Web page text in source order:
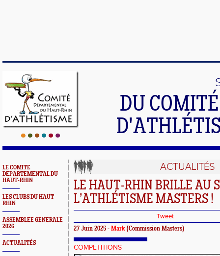
DU
LE COMITE
DEPARTEMENTAL DU
HAUT-RHIN
LES CLUBS DU HAUT
RHIN
ASSEMBLEE GENERALE
2026
ACTUALITÉS
ACTUALITÉS
LE HAUT-RHIN BRILLE AU
L’ATHLÉTISME MASTERS !
Tweet
27 Juin 2025 - Mark (Commission Masters)
COMPETITIONS